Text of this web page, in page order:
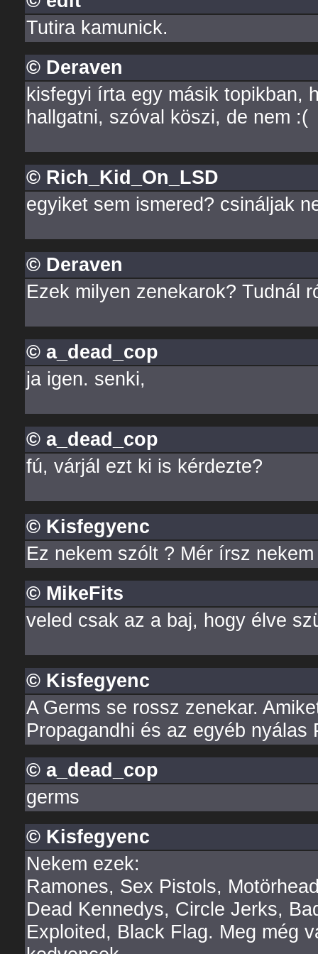
Tutira kamunick.
© Deraven
kisfegyi írta egy másik topikban,
hallgatni, szóval köszi, de nem :(
© Rich_Kid_On_LSD
egyiket sem ismered? csináljak
© Deraven
Ezek milyen zenekarok? Tudnál
© a_dead_cop
ja igen. senki,
© a_dead_cop
fú, várjál ezt ki is kérdezte?
© Kisfegyenc
Ez nekem szólt ? Mér írsz
© MikeFits
veled csak az a baj, hogy élve
© Kisfegyenc
A Germs se rossz zenekar.
Propagandhi és az egyéb
© a_dead_cop
germs
© Kisfegyenc
Nekem ezek:
Ramones, Sex Pistols,
Dead Kennedys, Circle Jerks,
Exploited, Black Flag. Meg még